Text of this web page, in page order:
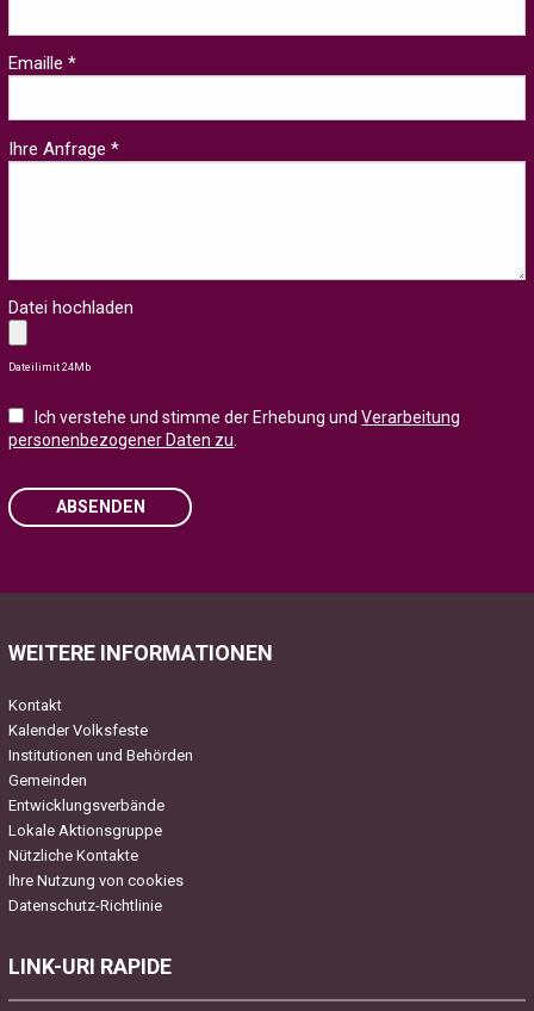
Emaille *
Ihre Anfrage *
Datei hochladen
Dateilimit 24Mb
Ich verstehe und stimme der Erhebung undVerarbeitung
personenbezogener Daten zu.
ABSENDEN
WEITERE INFORMATIONEN
Kontakt
Kalender Volksfeste
Institutionen und Behörden
Gemeinden
Entwicklungsverbände
Lokale Aktionsgruppe
Nützliche Kontakte
Ihre Nutzung von cookies
Datenschutz-Richtlinie
LINK-URI RAPIDE